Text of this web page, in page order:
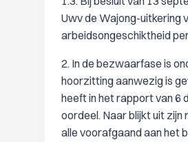
Uwv de Wajong-uitkering
arbeidsongeschiktheid
2. In de bezwaarfase is
hoorzitting aanwezig is
heeft in het rapport van 6
oordeel. Naar blijkt uit
alle voorafgaand aan het